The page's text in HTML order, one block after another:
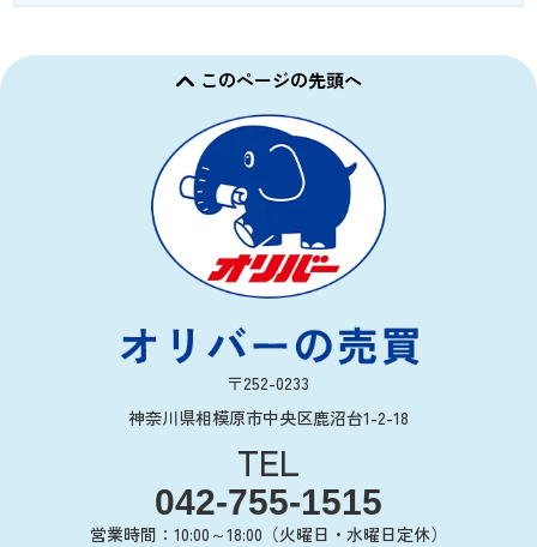
このページの先頭へ
〒252-0233
神奈川県相模原市中央区鹿沼台1-2-18
TEL
042-755-1515
営業時間：10:00～18:00（火曜日・水曜日定休）